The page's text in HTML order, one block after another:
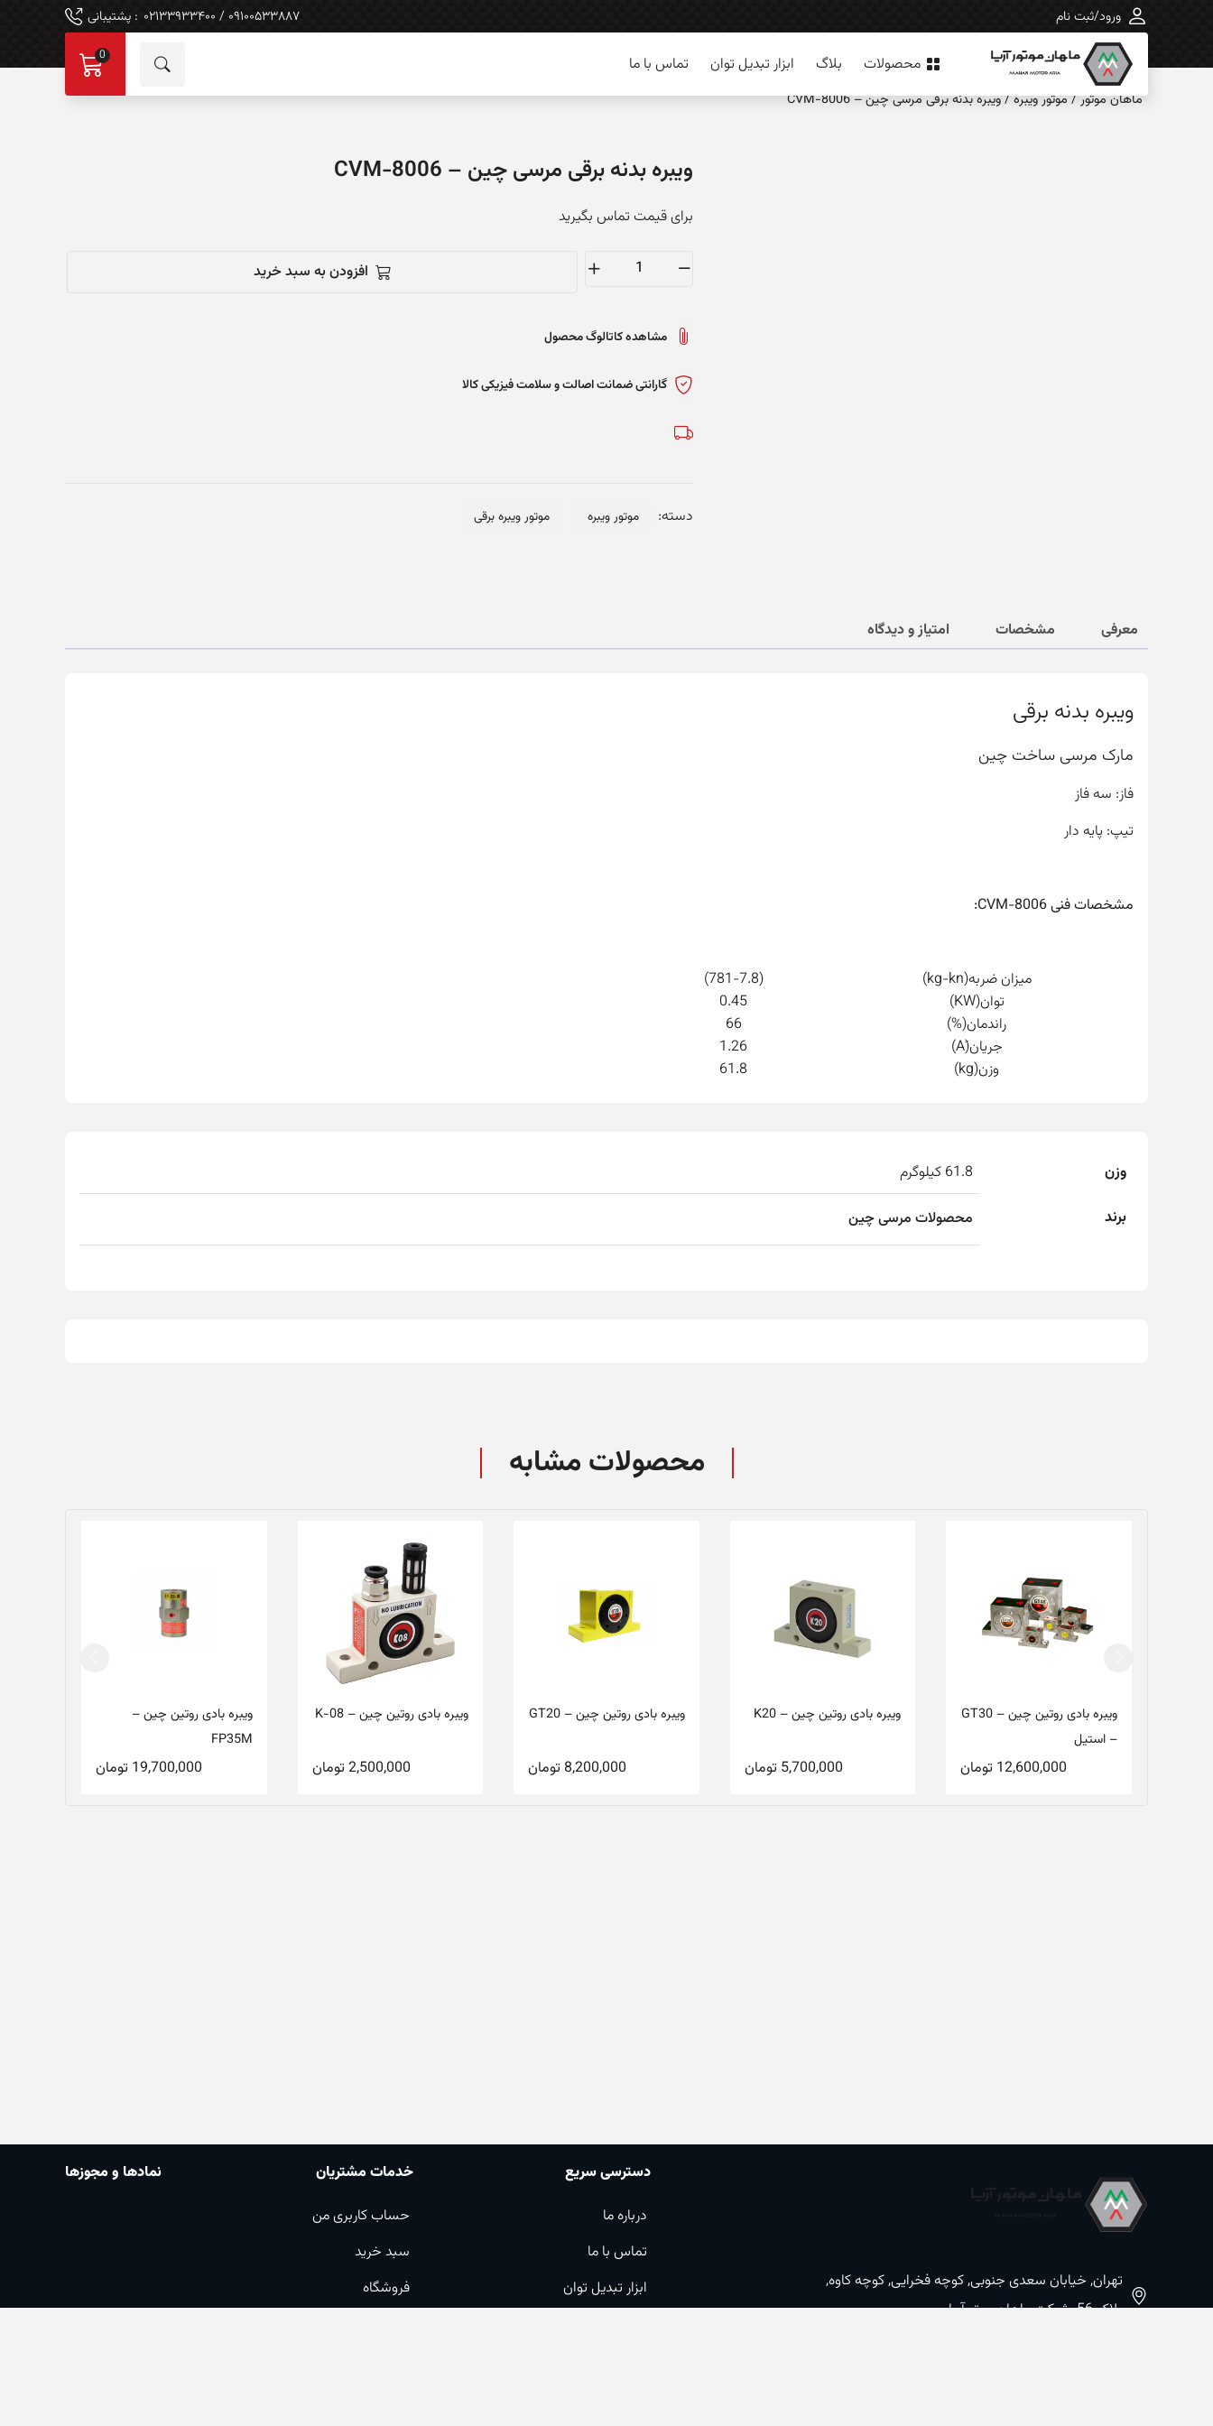
ورود/ثبت نام ۰۹۱۰۰۵۳۳۸۸۷ / ۰۲۱۳۳۹۳۳۴۰۰ : پشتیبانی
محصولات بلاگ ابزار تبدیل توان تماس با ما 0
ماهان‌ موتور/موتور ویبره/ویبره بدنه برقی مرسی چین – CVM-8006
ویبره بدنه برقی مرسی چین – CVM-8006
برای قیمت تماس بگیرید
برقی
مرسی
-
8006
افزودن به سبد خرید
مشاهده کاتالوگ محصول
گارانتی ضمانت اصالت و سلامت فیزیکی کالا
دسته: موتور ویبره موتور ویبره برقی
معرفی مشخصات امتیاز و دیدگاه
ویبره بدنه برقی
مارک مرسی ساخت چین
فاز: سه فاز
تیپ: پایه دار
مشخصات فنی CVM-8006:
میزان ضربه(kg-kn)
(781-7.8)
توان(KW)
0.45
راندمان(%)
66
جریان(َA)
1.26
وزن(kg)
61.8
وزن
61.8 کیلوگرم
برند
محصولات مرسی چین
محصولات مشابه
ویبره بادی روتین چین – GT30
– استیل
12,600,000 تومان
ویبره بادی روتین چین – K20
5,700,000 تومان
ویبره بادی روتین چین – GT20
8,200,000 تومان
ویبره بادی روتین چین – K-08
2,500,000تومان
ویبره بادی روتین چین –
FP35M
19,700,000 تومان
تهران, خیابان سعدی جنوبی, کوچه فخرایی, کوچه کاوه,
پلاک 56, شرکت ماهان موتورآریا
دسترسی سریع
درباره ما
تماس با ما
ابزار تبدیل توان
خدمات مشتریان
حساب کاربری من
سبد خرید
فروشگاه
نمادها و مجوزها